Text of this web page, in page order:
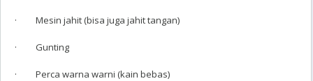
· Mesin jahit (bisa juga jahit tangan)
· Gunting
· Perca warna warni (kain bebas)